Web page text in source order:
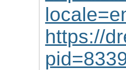
https://